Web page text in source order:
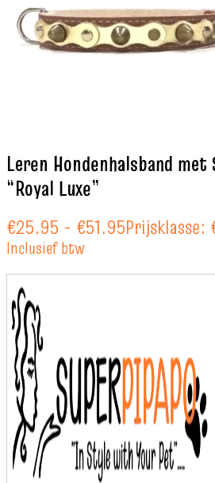
Leren Hondenhalsband met
“Royal Luxe”
€25.95 - €51.95
Inclusief btw